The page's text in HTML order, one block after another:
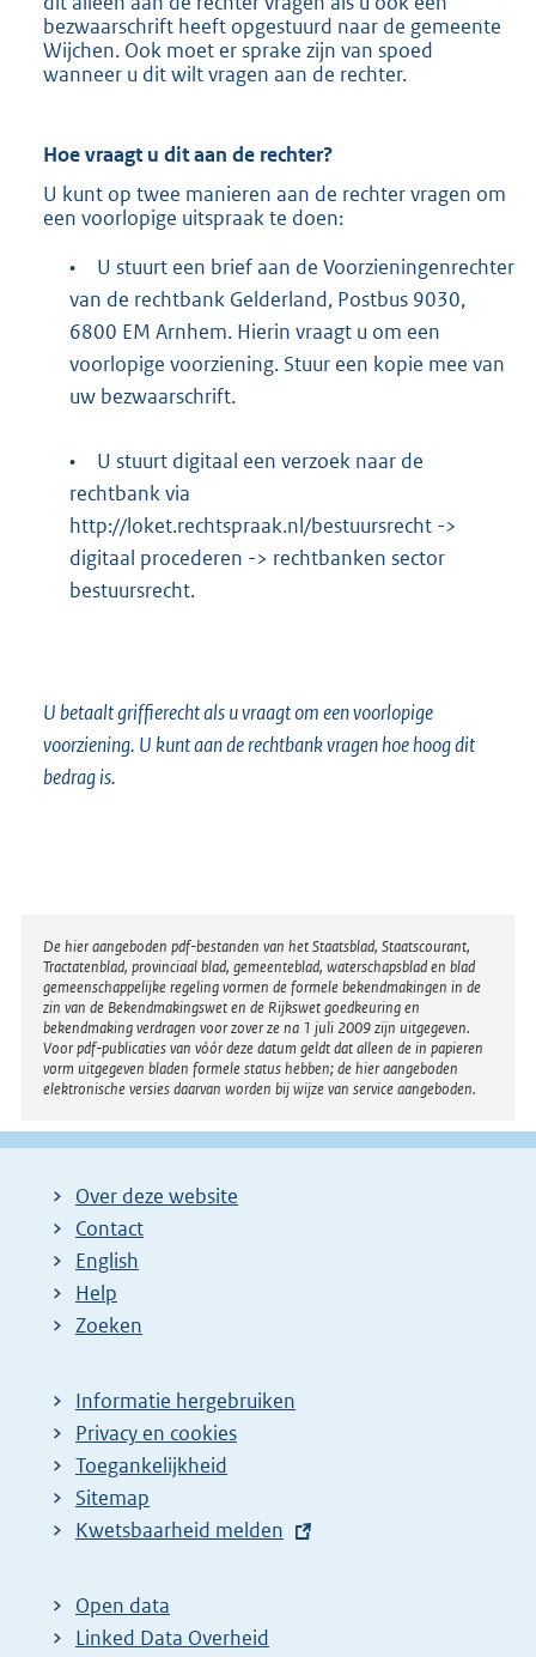
bezwaarschrift heeft opgestuurd naar de gemeente
Wijchen. Ook moet er sprake zijn van spoed
wanneer u dit wilt vragen aan de rechter.
Hoe vraagt u dit aan de rechter?
U kunt op twee manieren aan de rechter vragen om
een voorlopige uitspraak te doen:
•
U stuurt een brief aan de Voorzieningenrechter
van de rechtbank Gelderland, Postbus 9030,
6800 EM Arnhem. Hierin vraagt u om een
voorlopige voorziening. Stuur een kopie mee van
uw bezwaarschrift.
•
U stuurt digitaal een verzoek naar de
rechtbank via
http://loket.rechtspraak.nl/bestuursrecht ->
digitaal procederen -> rechtbanken sector
bestuursrecht.
U betaalt griffierecht als u vraagt om een voorlopige
voorziening. U kunt aan de rechtbank vragen hoe hoog dit
bedrag is.
Disclaimer
De hier aangeboden pdf-bestanden van het Staatsblad, Staatscourant,
Tractatenblad, provinciaal blad, gemeenteblad, waterschapsblad en blad
gemeenschappelijke regeling vormen de formele bekendmakingen in de
zin van de Bekendmakingswet en de Rijkswet goedkeuring en
bekendmaking verdragen voor zover ze na 1 juli 2009 zijn uitgegeven.
Voor pdf-publicaties van vóór deze datum geldt dat alleen de in papieren
vorm uitgegeven bladen formele status hebben; de hier aangeboden
elektronische versies daarvan worden bij wijze van service aangeboden.
Over deze website
Contact
English
Help
Zoeken
Informatie hergebruiken
Privacy en cookies
Toegankelijkheid
Sitemap
E
t
e
Kwetsbaarheid melden
Open data
Linked Data Overheid